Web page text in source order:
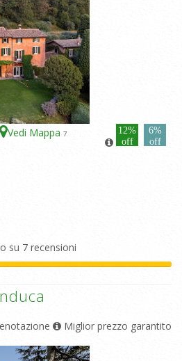
Vedi Mappa 7
12%
off
6%
off
su 7 recensioni
Miglior prezzo garantito